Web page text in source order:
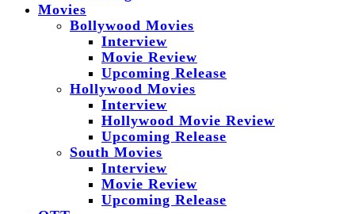
Movies
Bollywood Movies
Interview
Movie Review
Upcoming Release
Hollywood Movies
Interview
Hollywood Movie Review
Upcoming Release
South Movies
Interview
Movie Review
Upcoming Release